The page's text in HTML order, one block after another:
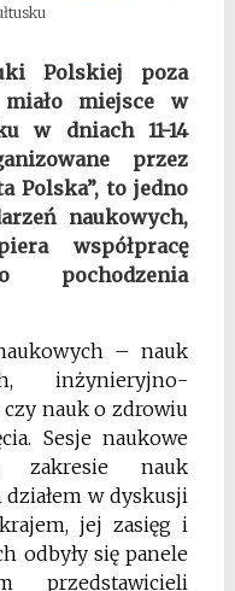
Polskiej poza
miejsce w
w dniach 11-14
przez
Polska”, to jedno
naukowych,
współpracę
pochodzenia
– nauk
inżynieryjno-
nauk o zdrowiu
Sesje naukowe
nauk
w dyskusji
jej zasięg i
odbyły się panele
przedstawicieli